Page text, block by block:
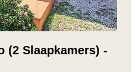
(2 Slaapkamers) -